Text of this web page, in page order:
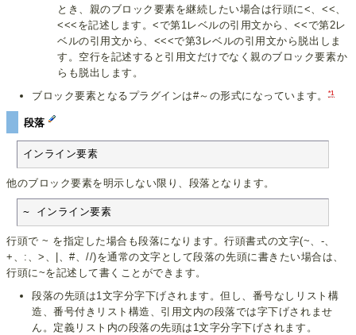
とき、親のブロック要素を継続したい場合は行頭に<、<<、
<<<を記述します。<で第1レベルの引用文から、<<で第2レ
ベルの引用文から、<<<で第3レベルの引用文から脱出しま
す。空行を記述すると引用文だけでなく親のブロック要素か
らも脱出します。
ブロック要素となるプラグインは#～の形式になっています。
*1
段落
インライン要素
他のブロック要素を明示しない限り、段落となります。
~ インライン要素
行頭で ~ を指定した場合も段落になります。行頭書式の文字(~、-、
+、:、>、|、#、//)を通常の文字として段落の先頭に書きたい場合は、
行頭に~を記述して書くことができます。
段落の先頭は1文字分字下げされます。但し、番号なしリスト構
造、番号付きリスト構造、引用文内の段落では字下げされませ
ん。定義リスト内の段落の先頭は1文字分字下げされます。